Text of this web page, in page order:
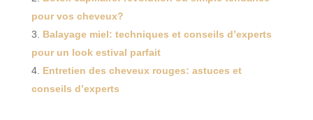
pour vos cheveux?
Balayage miel: techniques et conseils d’experts
pour un look estival parfait
Entretien des cheveux rouges: astuces et
conseils d’experts